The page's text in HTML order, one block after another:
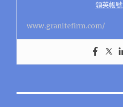
領英帳號
www.granitefirm.com/